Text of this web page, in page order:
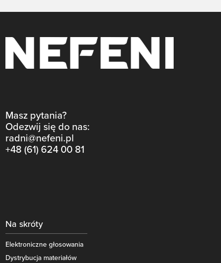
Masz pytania?
Odezwij się do nas:
radni@nefeni.pl
+48 (61) 624 00 81
Na skróty
Elektroniczne głosowania
Dystrybucja materiałów